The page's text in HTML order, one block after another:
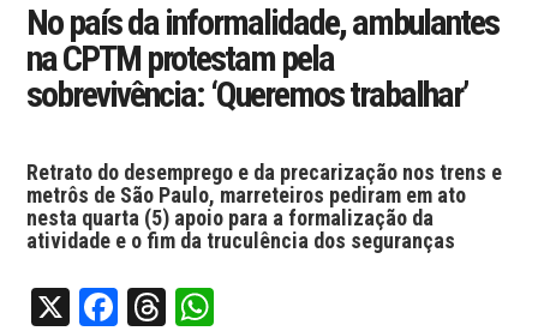
No país da informalidade, ambulantes
na CPTM protestam pela
sobrevivência: ‘Queremos trabalhar’
Retrato do desemprego e da precarização nos trens e
metrôs de São Paulo, marreteiros pediram em ato
nesta quarta (5) apoio para a formalização da
atividade e o fim da truculência dos seguranças
X Facebook
Threads